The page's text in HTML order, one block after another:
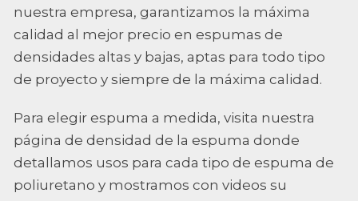
nuestra empresa, garantizamos la máxima
calidad al mejor precio en espumas de
densidades altas y bajas, aptas para todo tipo
de proyecto y siempre de la máxima calidad.
Para elegir espuma a medida, visita nuestra
página de densidad de la espuma donde
detallamos usos para cada tipo de espuma de
poliuretano y mostramos con videos su